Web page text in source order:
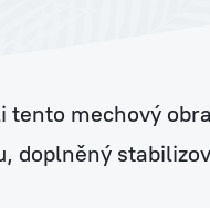
mechový
doplněný